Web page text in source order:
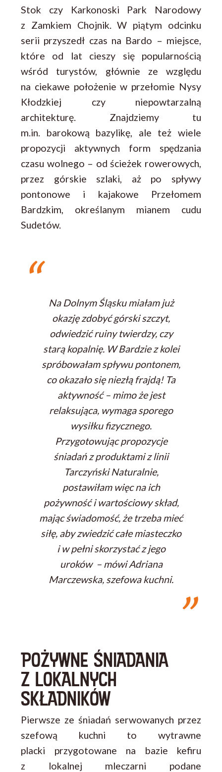
Stok czy Karkonoski Park Narodowy
z Zamkiem Chojnik. W piątym odcinku
serii przyszedł czas na Bardo – miejsce,
które od lat cieszy się popularnością
wśród turystów, głównie ze względu
na ciekawe położenie w przełomie Nysy
Kłodzkiej czy niepowtarzalną
architekturę. Znajdziemy tu
m.in. barokową bazylikę, ale też wiele
propozycji aktywnych form spędzania
czasu wolnego – od ścieżek rowerowych,
przez górskie szlaki, aż po spływy
pontonowe i kajakowe Przełomem
Bardzkim, określanym mianem cudu
Sudetów.
Na Dolnym Śląsku miałam już
okazję zdobyć górski szczyt,
odwiedzić ruiny twierdzy, czy
starą kopalnię. W Bardzie z kolei
spróbowałam spływu pontonem,
co okazało się niezłą frajdą! Ta
aktywność – mimo że jest
relaksująca, wymaga sporego
wysiłku fizycznego.
Przygotowując propozycje
śniadań z produktami z linii
Tarczyński Naturalnie,
postawiłam więc na ich
pożywność i wartościowy skład,
mając świadomość, że trzeba mieć
siłę, aby zwiedzić całe miasteczko
i w pełni skorzystać z jego
uroków – mówi Adriana
Marczewska, szefowa kuchni.
POŻYWNE ŚNIADANIA
Z LOKALNYCH
SKŁADNIKÓW
Pierwsze ze śniadań serwowanych przez
szefową kuchni to wytrawne
placki przygotowane na bazie kefiru
z lokalnej mleczarni podane